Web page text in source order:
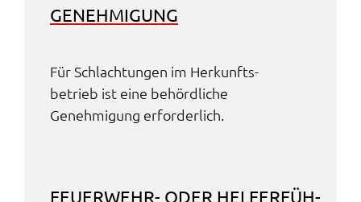
GENEH­MI­GUNG
Für Schlach­tun­gen im Herkunfts­
be­trieb ist eine behörd­li­che
Geneh­mi­gung erfor­der­lich.
FEUER­WEHR- ODER HELFER­FÜH­